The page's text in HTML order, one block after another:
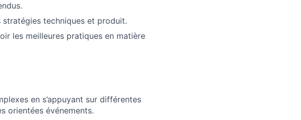
stratégies techniques et produit.
les meilleures pratiques en matière
en s’appuyant sur différentes
orientées événements.